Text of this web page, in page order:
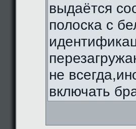
выдаётся
полоска с
не
включать